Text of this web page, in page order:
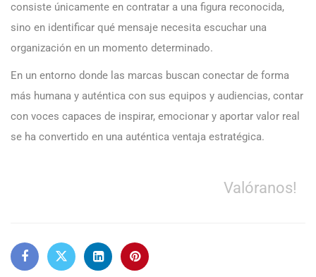
consiste únicamente en contratar a una figura reconocida,
sino en identificar qué mensaje necesita escuchar una
organización en un momento determinado.
En un entorno donde las marcas buscan conectar de forma
más humana y auténtica con sus equipos y audiencias, contar
con voces capaces de inspirar, emocionar y aportar valor real
se ha convertido en una auténtica ventaja estratégica.
Valóranos!